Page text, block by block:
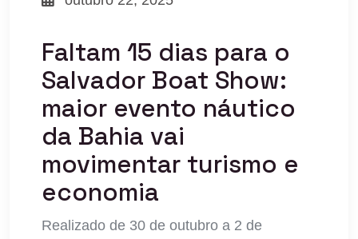
Faltam 15 dias para o
Salvador Boat Show:
maior evento náutico
da Bahia vai
movimentar turismo e
economia
Realizado de 30 de outubro a 2 de